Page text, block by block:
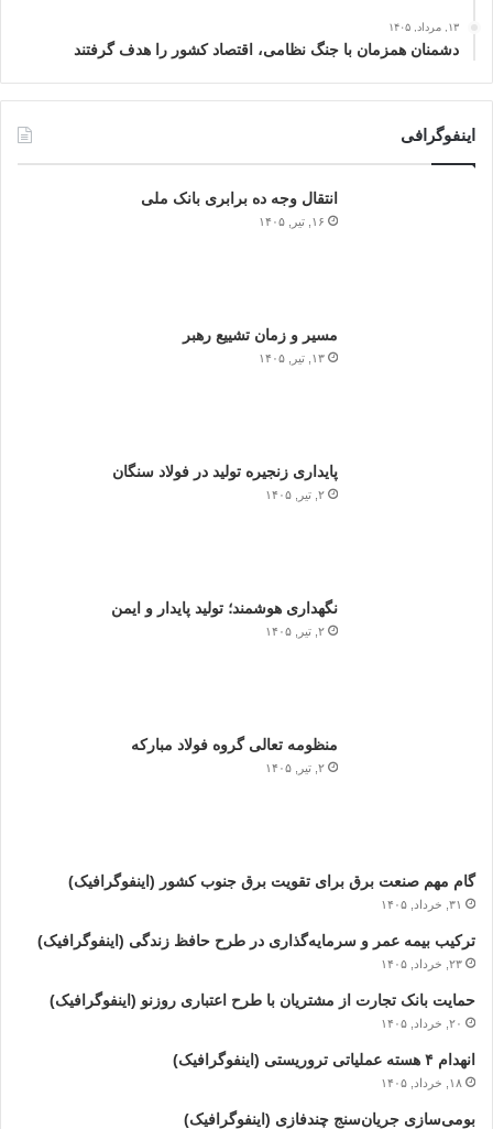
۱۳, مرداد, ۱۴۰۵
دشمنان همزمان با جنگ نظامی، اقتصاد کشور را هدف گرفتند
اینفوگرافی
انتقال وجه ده برابری بانک ملی
۱۶, تیر, ۱۴۰۵
مسیر و زمان تشییع رهبر
۱۳, تیر, ۱۴۰۵
پایداری زنجیره تولید در فولاد سنگان
۲, تیر, ۱۴۰۵
نگهداری هوشمند؛ تولید پایدار و ایمن
۲, تیر, ۱۴۰۵
منظومه تعالی گروه فولاد مبارکه
۲, تیر, ۱۴۰۵
گام مهم صنعت برق برای تقویت برق جنوب کشور (اینفوگرافیک)
۳۱, خرداد, ۱۴۰۵
ترکیب بیمه عمر و سرمایه‌گذاری در طرح حافظ زندگی (اینفوگرافیک)
۲۳, خرداد, ۱۴۰۵
حمایت بانک تجارت از مشتریان با طرح اعتباری روزنو (اینفوگرافیک)
۲۰, خرداد, ۱۴۰۵
انهدام ۴ هسته عملیاتی تروریستی (اینفوگرافیک)
۱۸, خرداد, ۱۴۰۵
بومی‌سازی جریان‌سنج چندفازی (اینفوگرافیک)